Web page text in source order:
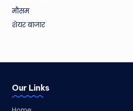
मौसम
शेयर बाजार
Our Links